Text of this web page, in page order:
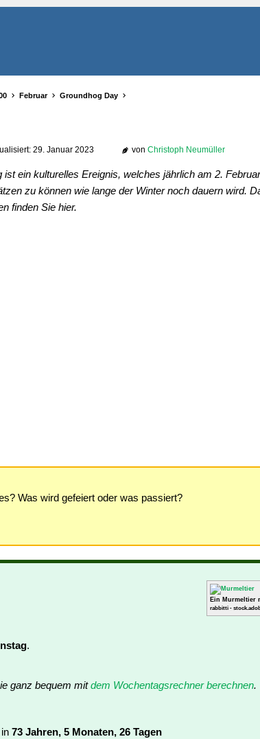
Februar Groundhog Day
29. Januar 2023 von Christoph Neumüller
ein kulturelles Ereignis, welches jährlich am 2.
zu können wie lange der Winter noch dauern wird.
finden Sie hier.
Was wird gefeiert oder was passiert?
Ein Murmeltier
rabbitti -
.
ganz bequem mitdem Wochentagsrechner berechnen.
73 Jahren, 5 Monaten, 26 Tagen